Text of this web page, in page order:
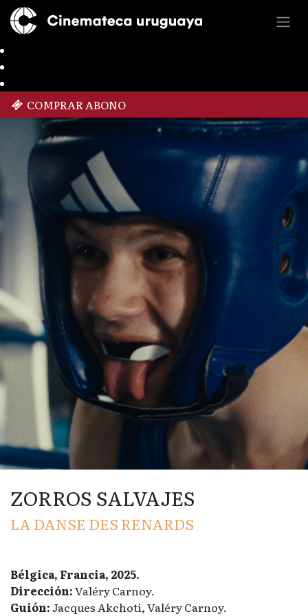
COMPRAR ABONO
ZORROS SALVAJES
LA DANSE DES RENARDS
Bélgica, Francia, 2025.
Dirección:Valéry Carnoy.
Guión:Jacques Akchoti, Valéry Carnoy.